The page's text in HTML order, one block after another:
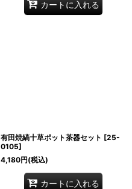
カートに入れる
有田焼縞十草ポット茶器セット [25-
0105]
4,180円(税込)
カートに入れる